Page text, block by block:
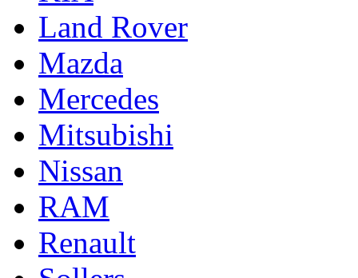
Land Rover
Mazda
Mercedes
Mitsubishi
Nissan
RAM
Renault